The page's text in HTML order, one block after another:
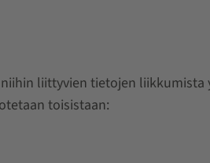
liittyvien tietojen
toisistaan: